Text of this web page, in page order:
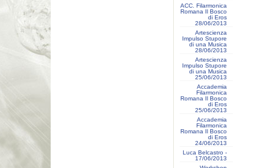
ACC. Filarmonica
Romana Il Bosco
di Eros
28/06/2013
Artescienza
Impulso Stupore
di una Musica
28/06/2013
Artescienza
Impulso Stupore
di una Musica
25/06/2013
Accademia
Filarmonica
Romana Il Bosco
di Eros
25/06/2013
Accademia
Filarmonica
Romana Il Bosco
di Eros
24/06/2013
Luca Belcastro -
17/06/2013